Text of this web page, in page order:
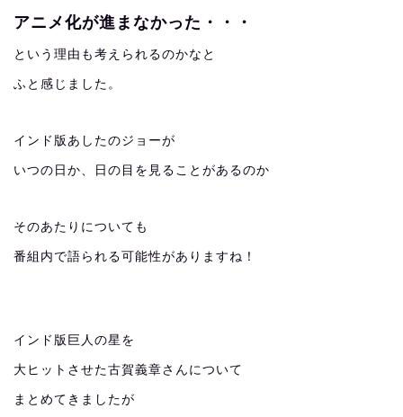
アニメ化が進まなかった・・・
という理由も考えられるのかなと
ふと感じました。
インド版あしたのジョーが
いつの日か、日の目を見ることがあるのか
そのあたりについても
番組内で語られる可能性がありますね！
インド版巨人の星を
大ヒットさせた古賀義章さんについて
まとめてきましたが